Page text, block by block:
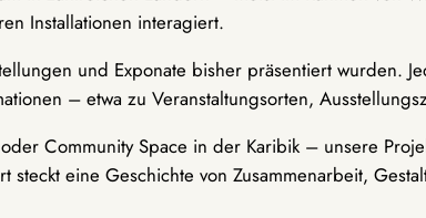
Installationen interagiert.
und Exponate bisher präsentiert wurden.
– etwa zu Veranstaltungsorten,
Community Space in der Karibik – unsere
steckt eine Geschichte von Zusammenarbeit,